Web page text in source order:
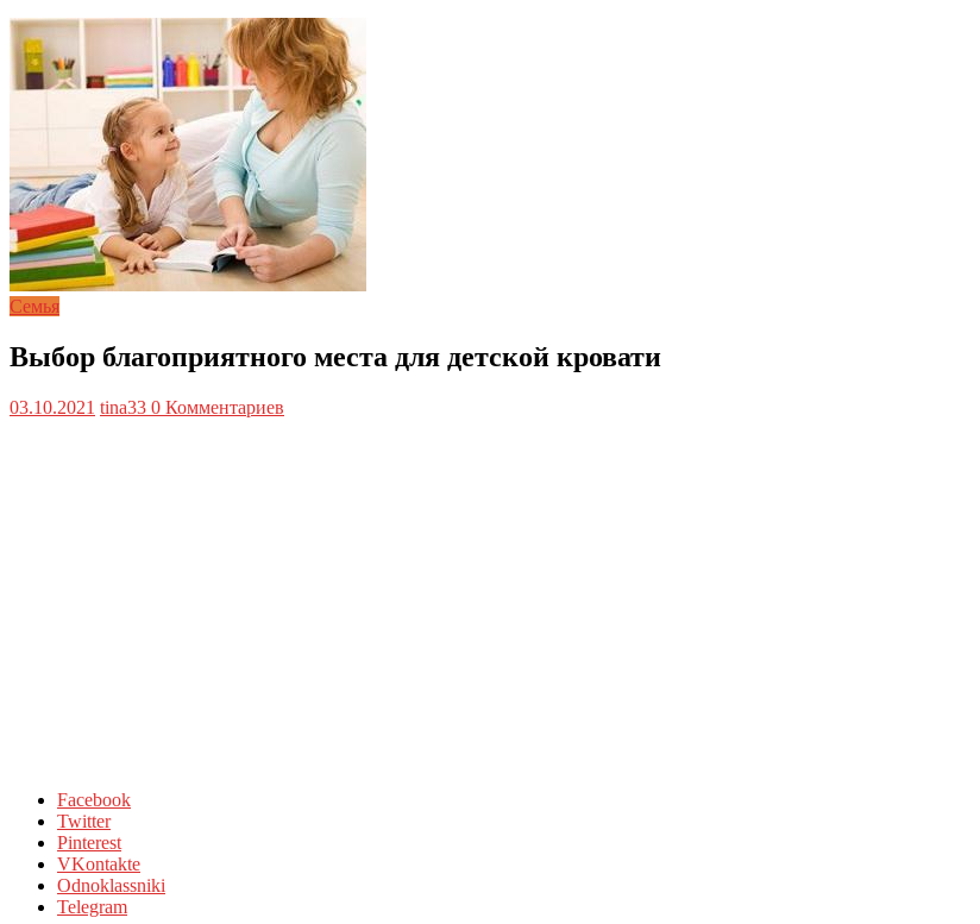
Семья
Выбор благоприятного места для детской кровати
03.10.2021 tina33 0 Комментариев
Facebook
Twitter
Pinterest
VKontakte
Odnoklassniki
Telegram